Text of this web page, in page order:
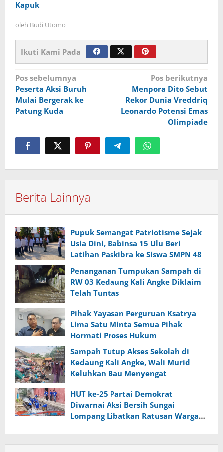
Kapuk
oleh Budi Utomo
Ikuti Kami Pada
Navigasi
pos
Pos sebelumnya
Peserta Aksi Buruh
Mulai Bergerak ke
Patung Kuda
Pos berikutnya
Menpora Dito Sebut
Rekor Dunia Vreddriq
Leonardo Potensi Emas
Olimpiade
Berita Lainnya
Pupuk Semangat Patriotisme Sejak
Usia Dini, Babinsa 15 Ulu Beri
Latihan Paskibra ke Siswa SMPN 48
Penanganan Tumpukan Sampah di
RW 03 Kedaung Kali Angke Diklaim
Telah Tuntas
Pihak Yayasan Perguruan Ksatrya
Lima Satu Minta Semua Pihak
Hormati Proses Hukum
Sampah Tutup Akses Sekolah di
Kedaung Kali Angke, Wali Murid
Keluhkan Bau Menyengat
HUT ke-25 Partai Demokrat
Diwarnai Aksi Bersih Sungai
Lompang Libatkan Ratusan Warga